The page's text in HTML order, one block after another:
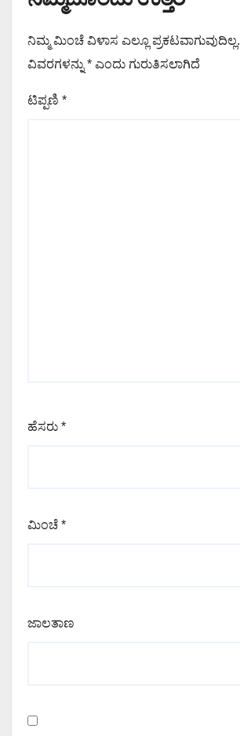
ನಿಮ್ಮ ಮಿಂಚೆ ವಿಳಾಸ ಎಲ್ಲೂ ಪ್ರಕಟವಾಗುವುದಿಲ್ಲ.
ವಿವರಗಳನ್ನು * ಎಂದು ಗುರುತಿಸಲಾಗಿದೆ
ಟಿಪ್ಪಣಿ *
ಹೆಸರು *
ಮಿಂಚೆ *
ಜಾಲತಾಣ